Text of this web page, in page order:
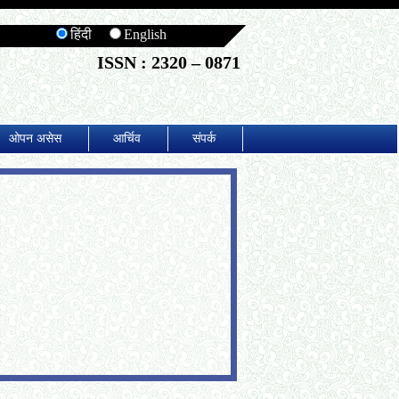
हिंदी English
ISSN : 2320 – 0871
ओपन असेस आर्चिव संपर्क